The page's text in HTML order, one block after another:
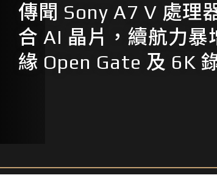
傳聞 Sony A7 V 處理
合 AI 晶片，續航力暴
緣 Open Gate 及 6K